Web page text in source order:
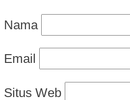
Nama
Email
Situs Web